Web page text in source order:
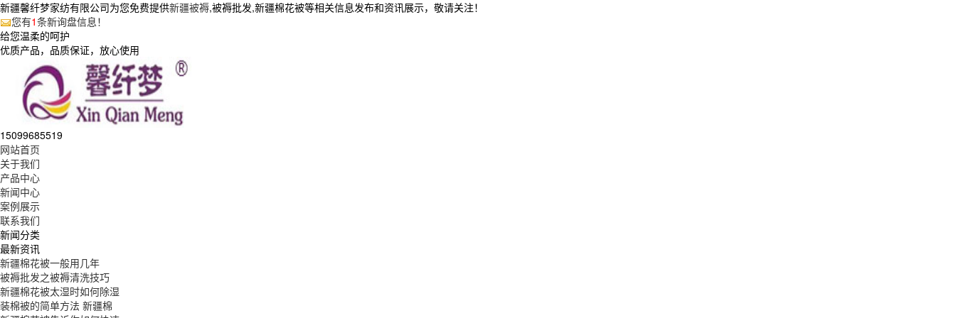
新疆馨纤梦家纺有限公司为您免费提供新疆被褥,被褥批发,新疆棉花被等相关信息发布和资讯展示，敬请关注！
您有1条新询盘信息！
给您温柔的呵护
优质产品，品质保证，放心使用
15099685519
网站首页
关于我们
产品中心
新闻中心
案例展示
联系我们
新闻分类
最新资讯
新疆棉花被一般用几年
被褥批发之被褥清洗技巧
新疆棉花被太湿时如何除湿
装棉被的简单方法 新疆棉